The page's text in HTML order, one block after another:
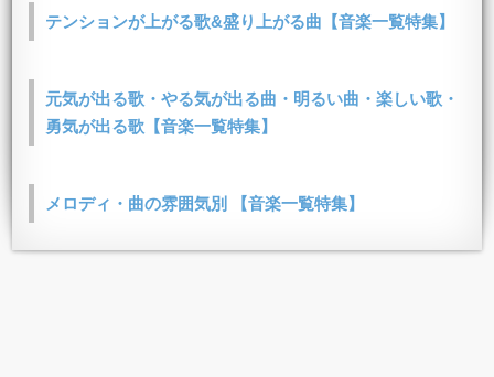
テンションが上がる歌&盛り上がる曲【音楽一覧特集】
元気が出る歌・やる気が出る曲・明るい曲・楽しい歌・
勇気が出る歌【音楽一覧特集】
メロディ・曲の雰囲気別 【音楽一覧特集】